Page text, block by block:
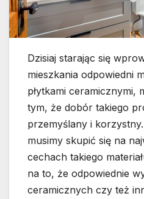
Dzisiaj starając się
mieszkania odpowiedni
płytkami ceramicznymi,
tym, że dobór takiego
przemyślany i
musimy skupić się na
cechach takiego
na to, że odpowiednie
ceramicznych czy też